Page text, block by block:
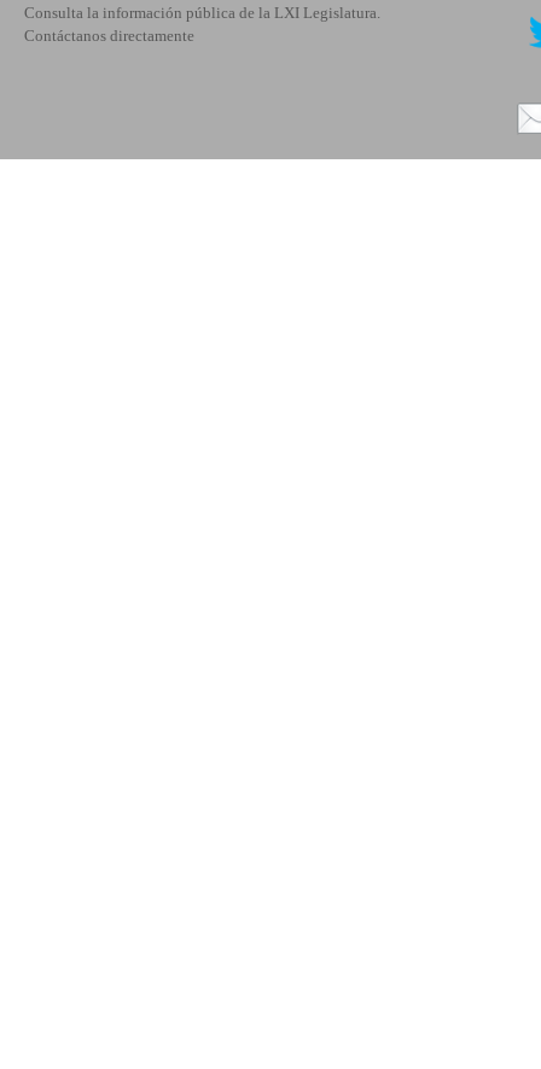
Consulta la información pública de la LXI Legislatura.
Contáctanos directamente